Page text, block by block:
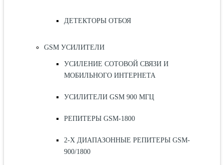
ДЕТЕКТОРЫ ОТБОЯ
GSM УСИЛИТЕЛИ
УСИЛЕНИЕ СОТОВОЙ СВЯЗИ И
МОБИЛЬНОГО ИНТЕРНЕТА
УСИЛИТЕЛИ GSM 900 МГЦ
РЕПИТЕРЫ GSM-1800
2-Х ДИАПАЗОННЫЕ РЕПИТЕРЫ GSM-
900/1800